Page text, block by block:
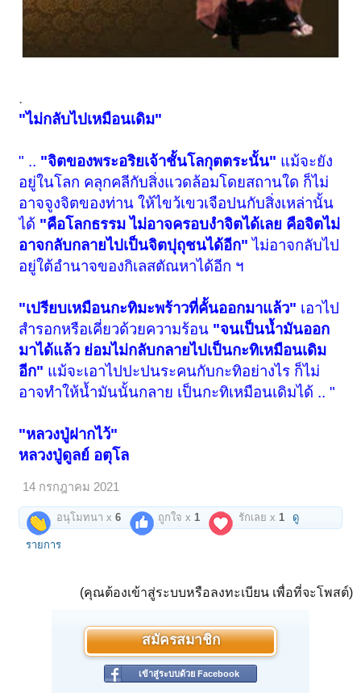
.
"ไม่กลับไปเหมือนเดิม"
" .. "จิตของพระอริยเจ้าชั้นโลกุตตระนั้น" แม้จะยัง
อยู่ในโลก คลุกคลีกับสิ่งแวดล้อมโดยสถานใด ก็ไม่
อาจจูงจิตของท่าน ให้ไขว้เขวเจือปนกับสิ่งเหล่านั้น
ได้ "คือโลกธรรม ไม่อาจครอบงำจิตได้เลย คือจิตไม่
อาจกลับกลายไปเป็นจิตปุถุชนได้อีก" ไม่อาจกลับไป
อยู่ใต้อำนาจของกิเลสตัณหาได้อีก ฯ
"เปรียบเหมือนกะทิมะพร้าวที่คั้นออกมาแล้ว" เอาไป
สำรอกหรือเคี่ยวด้วยความร้อน "จนเป็นนํ้ามันออก
มาได้แล้ว ย่อมไม่กลับกลายไปเป็นกะทิเหมือนเดิม
อีก" แม้จะเอาไปปะปนระคนกับกะทิอย่างไร ก็ไม่
อาจทำให้นํ้ามันนั้นกลาย เป็นกะทิเหมือนเดิมได้ .. "
"หลวงปู่ฝากไว้"
หลวงปู่ดูลย์ อตุโล
14 กรกฎาคม 2021
อนุโมทนา x6 ถูกใจ x 1 รักเลย x 1 ดู
รายการ
(คุณต้องเข้าสู่ระบบหรือลงทะเบียน เพื่อที่จะโพสต์)
สมัครสมาชิก
เข้าสู่ระบบด้วย Facebook